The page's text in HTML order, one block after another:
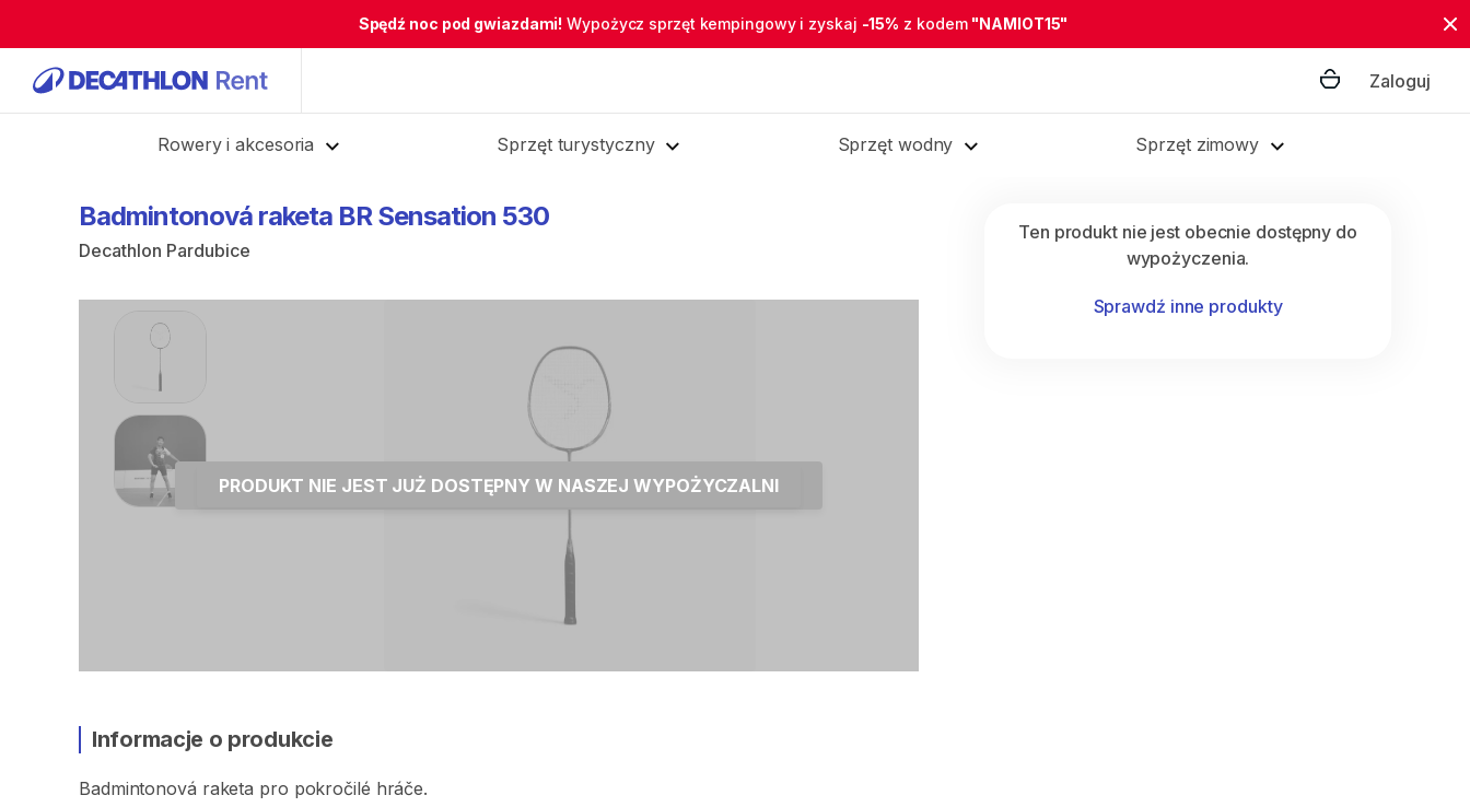
Spędź noc pod gwiazdami! Wypożycz sprzęt kempingowy i zyskaj -15% z kodem "NAMIOT15"
Zaloguj
Rowery i akcesoria Sprzęt turystyczny Sprzęt wodny Sprzęt zimowy
Badmintonová raketa BR Sensation 530
Decathlon Pardubice
PRODUKT NIE JEST JUŻ DOSTĘPNY W NASZEJ WYPOŻYCZALNI
Informacje o produkcie
Badmintonová raketa pro pokročilé hráče.
Ten produkt nie jest obecnie dostępny do
wypożyczenia.
Sprawdź inne produkty